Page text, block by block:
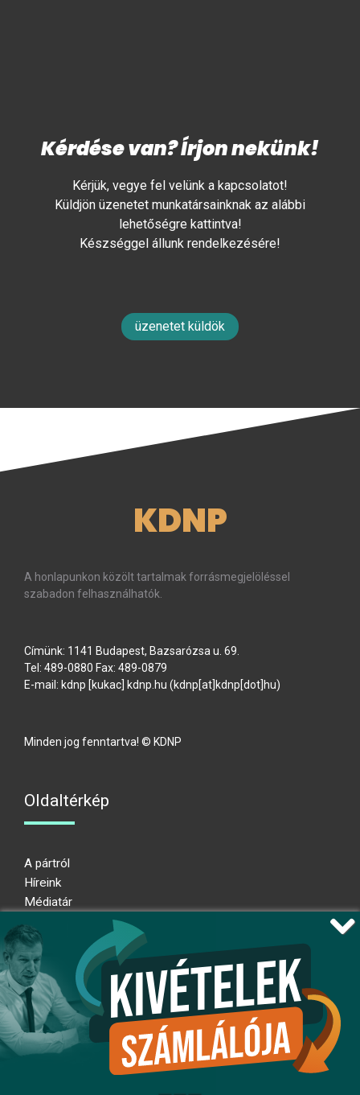
Kérdése van? Írjon nekünk!
Kérjük, vegye fel velünk a kapcsolatot!
Küldjön üzenetet munkatársainknak az alábbi
lehetőségre kattintva!
Készséggel állunk rendelkezésére!
üzenetet küldök
KDNP
A honlapunkon közölt tartalmak forrásmegjelöléssel
szabadon felhasználhatók.
Címünk: 1141 Budapest, Bazsarózsa u. 69.
Tel: 489-0880 Fax: 489-0879
E-mail: kdnp [kukac] kdnp.hu (kdnp[at]kdnp[dot]hu)
Minden jog fenntartva! © KDNP
Oldaltérkép
A pártról
Híreink
Médiatár
Adatkezelési nyilatkozat
Átláthatósági nyilatkozat
Ugrás az oldal tetejére
Kövessen minket!
x